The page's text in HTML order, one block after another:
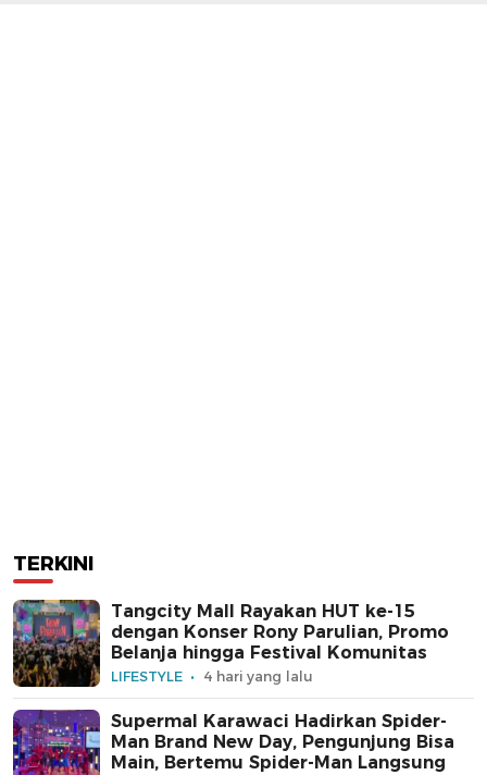
TERKINI
Tangcity Mall Rayakan HUT ke-15
dengan Konser Rony Parulian, Promo
Belanja hingga Festival Komunitas
LIFESTYLE 4 hari yang lalu
Supermal Karawaci Hadirkan Spider-
Man Brand New Day, Pengunjung Bisa
Main, Bertemu Spider-Man Langsung